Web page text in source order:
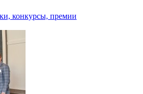
конкурсы, премии